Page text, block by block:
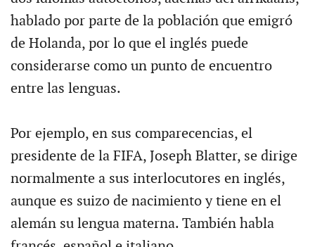
hablado por parte de la población que emigró
de Holanda, por lo que el inglés puede
considerarse como un punto de encuentro
entre las lenguas.
Por ejemplo, en sus comparecencias, el
presidente de la FIFA, Joseph Blatter, se dirige
normalmente a sus interlocutores en inglés,
aunque es suizo de nacimiento y tiene en el
alemán su lengua materna. También habla